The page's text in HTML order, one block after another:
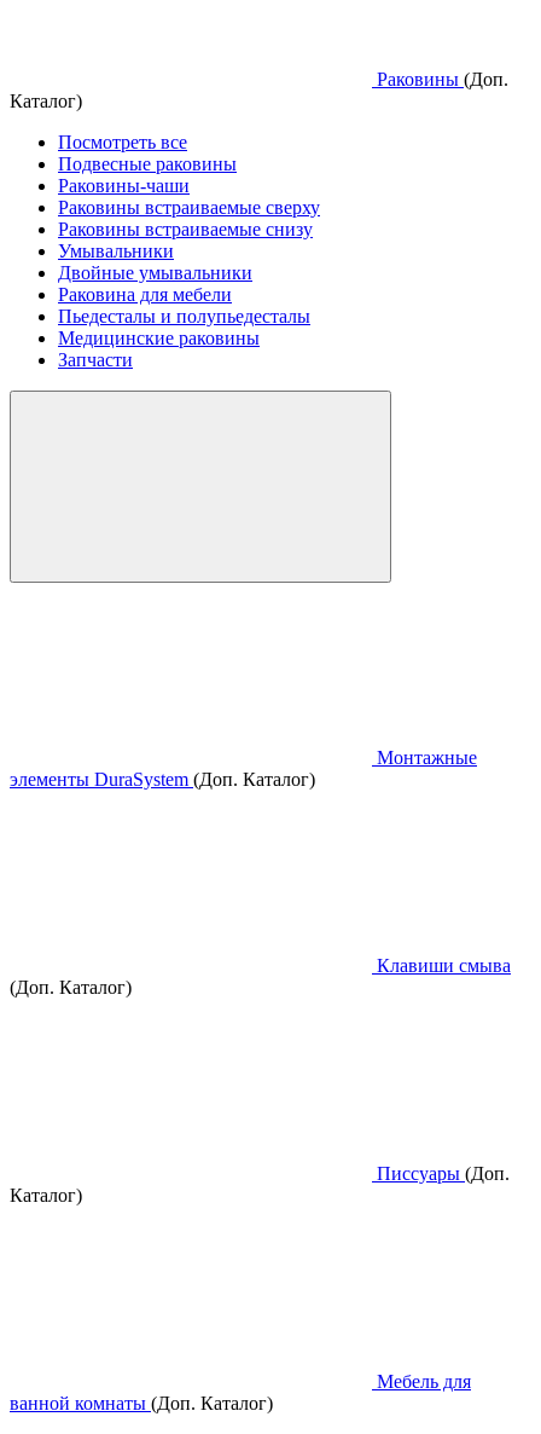
Раковины (Доп.
Каталог)
Посмотреть все
Подвесные раковины
Раковины-чаши
Раковины встраиваемые сверху
Раковины встраиваемые снизу
Умывальники
Двойные умывальники
Раковина для мебели
Пьедесталы и полупьедесталы
Медицинские раковины
Запчасти
Монтажные
элементы DuraSystem (Доп. Каталог)
Клавиши смыва
(Доп. Каталог)
Писсуары (Доп.
Каталог)
Мебель для
ванной комнаты (Доп. Каталог)